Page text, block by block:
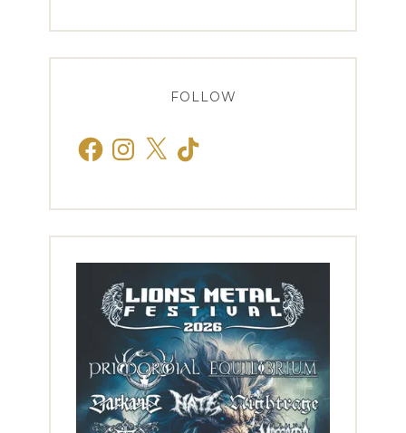
FOLLOW
FacebookInstagram
X TikTok